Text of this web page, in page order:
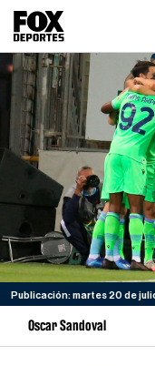
Publicación: martes 20 de
Oscar Sandoval